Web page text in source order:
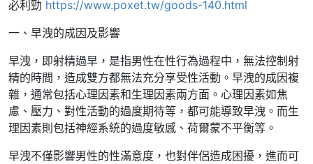
必利勁 https://www.poxet.tw/goods-140.html
一、早洩的成因及影響
早洩，即射精過早，是指男性在性行為過程中，無法控制射
精的時間，造成雙方都無法充分享受性活動。早洩的成因複
雜，通常包括心理因素和生理因素兩方面。心理因素如焦
慮、壓力、對性活動的過度期待等，都可能導致早洩。而生
理因素則包括神經系統的過度敏感、荷爾蒙不平衡等。
早洩不僅影響男性的性滿意度，也對伴侶造成困擾，進而可